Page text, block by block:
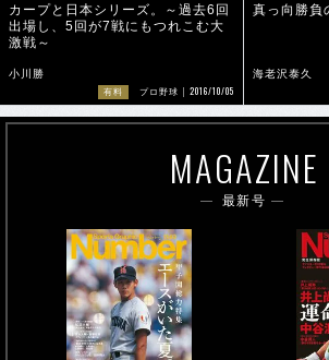
カープと日本シリーズ。～過去6回
出場し、5回が7戦にもつれこむ大
激戦～
小川勝
有料 プロ野球 2016/10/05
真っ向勝負
海老沢泰久
MAGAZINE
最新号